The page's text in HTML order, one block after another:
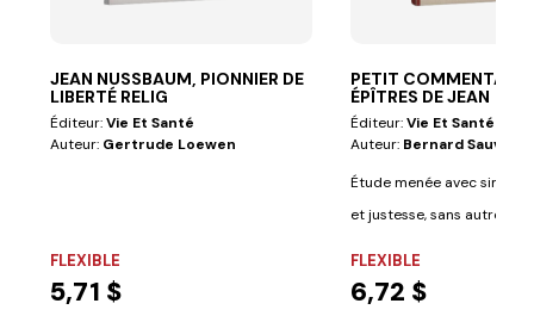
JEAN NUSSBAUM, PIONNIER DE
LIBERTÉ RELIG
Éditeur:Vie Et Santé
Auteur: Gertrude Loewen
FLEXIBLE
5,71 $
PETIT COMMENTAIRE
ÉPÎTRES DE JEAN
Éditeur:Vie Et Santé
Auteur: Bernard
Étude menée avec
et justesse, sans autre
FLEXIBLE
6,72 $